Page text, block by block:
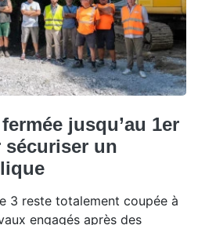
jusqu’au 1er
sécuriser un
3 reste totalement coupée à
engagés après des